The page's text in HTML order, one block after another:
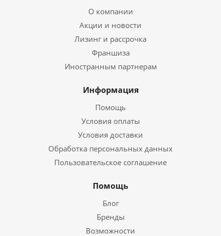
О компании
Акции и новости
Лизинг и рассрочка
Франшиза
Иностранным партнерам
Информация
Помощь
Условия оплаты
Условия доставки
Обработка персональных данных
Пользовательское соглашение
Помощь
Блог
Бренды
Возможности